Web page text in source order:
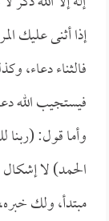
إذا أثنى عليك
فالثناء دعاء،
فيستجيب الله
وأما قول: (ربنا
الحمد) لا
مبتدأ، ولك